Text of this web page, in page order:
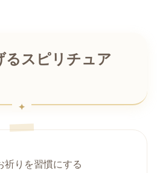
るスピリチュア
祈りを習慣にする